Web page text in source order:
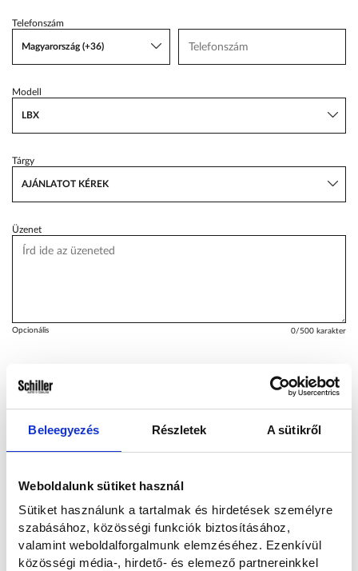
Beleegyezés Részletek A sütikről
Weboldalunk sütiket használ
Sütiket használunk a tartalmak és hirdetések személyre
szabásához, közösségi funkciók biztosításához,
valamint weboldalforgalmunk elemzéséhez. Ezenkívül
közösségi média-, hirdető- és elemező partnereinkkel
VW Service Schiller
Telefonszám
Magyarország (+36)
Modell
LBX
Tárgy
AJÁNLATOT KÉREK
Üzenet
Opcionális 0/500 karakter
Emailben és telefonon Telefonon
Elolvastam és hozzájárulok a személyes adataim kezeléséhez az
Adatvédelmi nyilatkozatban foglaltaknak megfelelően.